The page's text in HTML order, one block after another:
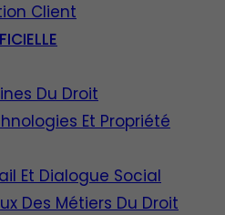
Client
Du Droit
Et Propriété
Et Dialogue Social
Des Métiers Du Droit